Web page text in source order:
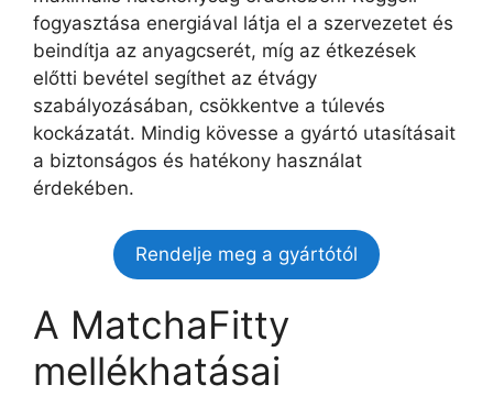
fogyasztása energiával látja el a szervezetet és
beindítja az anyagcserét, míg az étkezések
előtti bevétel segíthet az étvágy
szabályozásában, csökkentve a túlevés
kockázatát. Mindig kövesse a gyártó utasításait
a biztonságos és hatékony használat
érdekében.
Rendelje meg a gyártótól
A MatchaFitty
mellékhatásai